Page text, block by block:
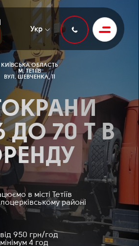
Укр
КИЇВСЬКА ОБЛАСТЬ
М. ТЕТІЇВ
ВУЛ. ШЕВЧЕНКА, 11
ДО 70 Т В
в місті Тетіїв
районі
від 950 грн/год
мінімум 4 год